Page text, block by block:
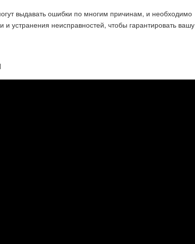
выдавать ошибки по многим причинам, и необходимо
устранения неисправностей, чтобы гарантировать вашу